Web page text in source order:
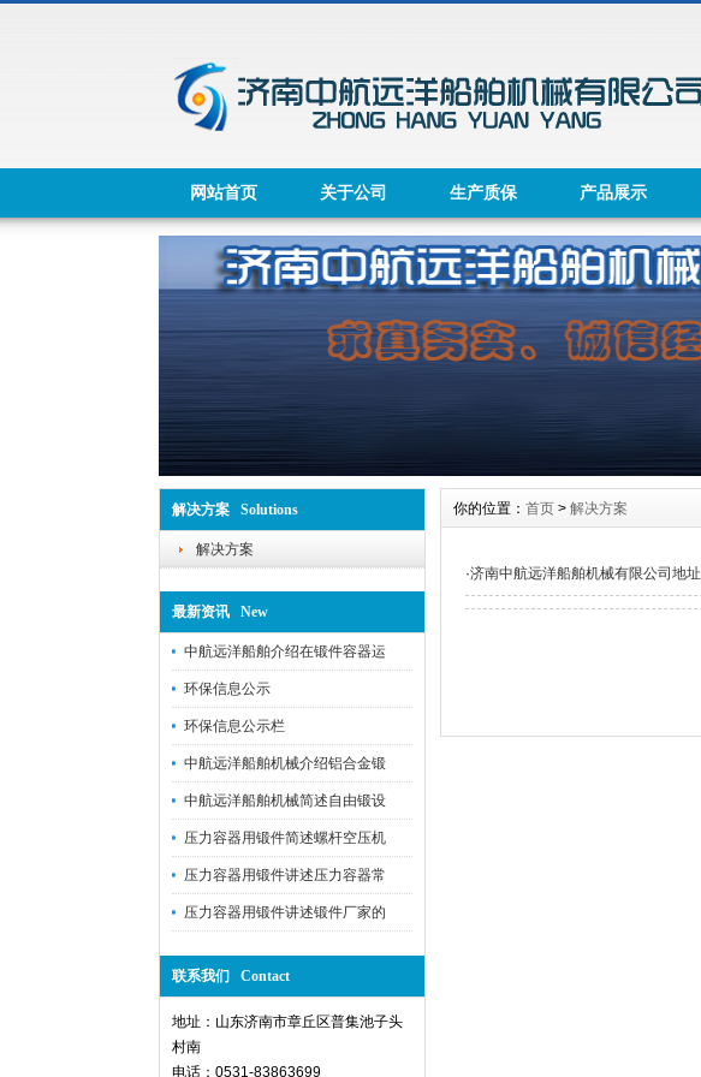
网站首页 关于公司 生产质保 产品展示
解决方案 Solutions
解决方案
最新资讯 New
中航远洋船舶介绍在锻件容器运
环保信息公示
环保信息公示栏
中航远洋船舶机械介绍铝合金锻
中航远洋船舶机械简述自由锻设
压力容器用锻件简述螺杆空压机
压力容器用锻件讲述压力容器常
压力容器用锻件讲述锻件厂家的
联系我们 Contact
地址：山东济南市章丘区普集池子头
村南
电话：0531-83863699
你的位置： 首页 > 解决方案
·济南中航远洋船舶机械有限公司地址